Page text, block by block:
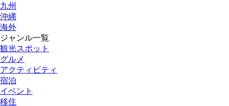
九州
沖縄
海外
ジャンル一覧
観光スポット
グルメ
アクティビティ
宿泊
イベント
移住